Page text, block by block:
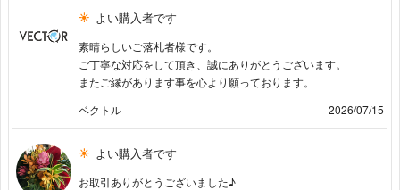
よい購入者です
素晴らしいご落札者様です。
ご丁寧な対応をして頂き、誠にありがとうございます。
またご縁があります事を心より願っております。
ベクトル
2026/07/15
よい購入者です
お取引ありがとうございました♪